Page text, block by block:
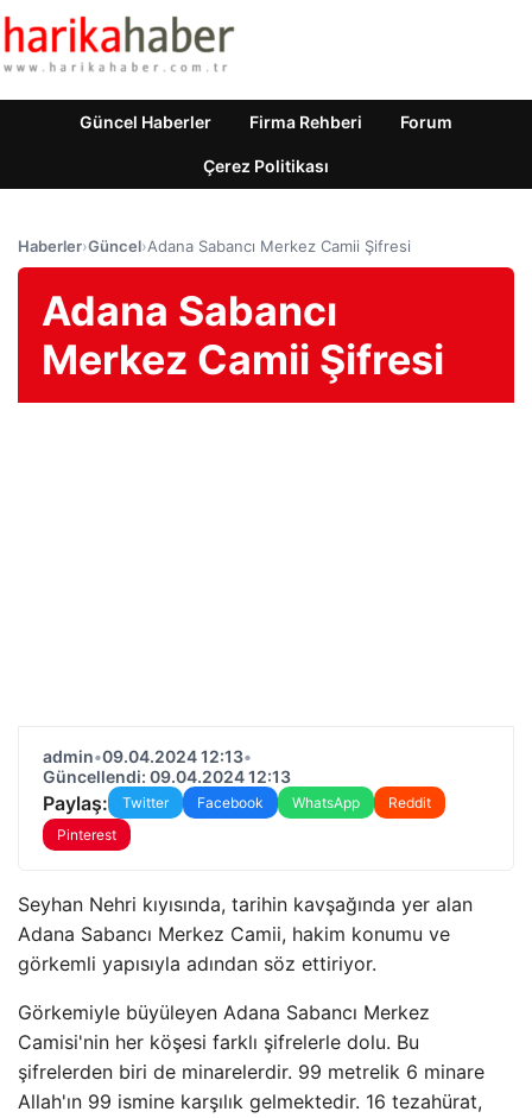
Güncel Haberler Firma Rehberi Forum
Çerez Politikası
Haberler›Güncel›Adana Sabancı Merkez Camii Şifresi
Adana Sabancı
Merkez Camii Şifresi
admin•09.04.2024 12:13•
Güncellendi: 09.04.2024 12:13
Paylaş: Twitter Facebook WhatsApp
Reddit
Pinterest
Seyhan Nehri kıyısında, tarihin kavşağında yer alan
Adana Sabancı Merkez Camii, hakim konumu ve
görkemli yapısıyla adından söz ettiriyor.
Görkemiyle büyüleyen Adana Sabancı Merkez
Camisi'nin her köşesi farklı şifrelerle dolu. Bu
şifrelerden biri de minarelerdir. 99 metrelik 6 minare
Allah'ın 99 ismine karşılık gelmektedir. 16 tezahürat,